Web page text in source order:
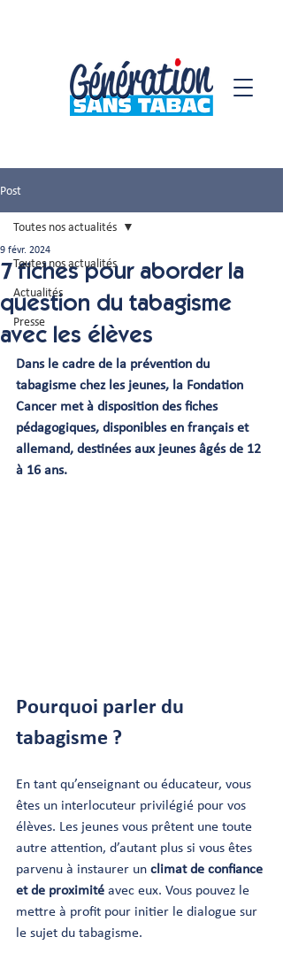
Post
Toutes nos actualités
Actualités
Presse
Toutes nos actualités
7 fiches pour aborder la
question du tabagisme
avec les élèves
9 févr. 2024
Dans le cadre de la prévention du
tabagisme chez les jeunes, la Fondation
Cancer met à disposition des fiches
pédagogiques, disponibles en français et
allemand, destinées aux jeunes âgés de 12
à 16 ans.
Pourquoi parler du
tabagisme ?
En tant qu’enseignant ou éducateur, vous
êtes un interlocuteur privilégié pour vos
élèves. Les jeunes vous prêtent une toute
autre attention, d’autant plus si vous êtes
parvenu à instaurer un climat de confiance
et de proximité avec eux. Vous pouvez le
mettre à profit pour initier le dialogue sur
le sujet du tabagisme.